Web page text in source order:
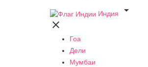
Индия


Гоа
Дели
Мумбаи